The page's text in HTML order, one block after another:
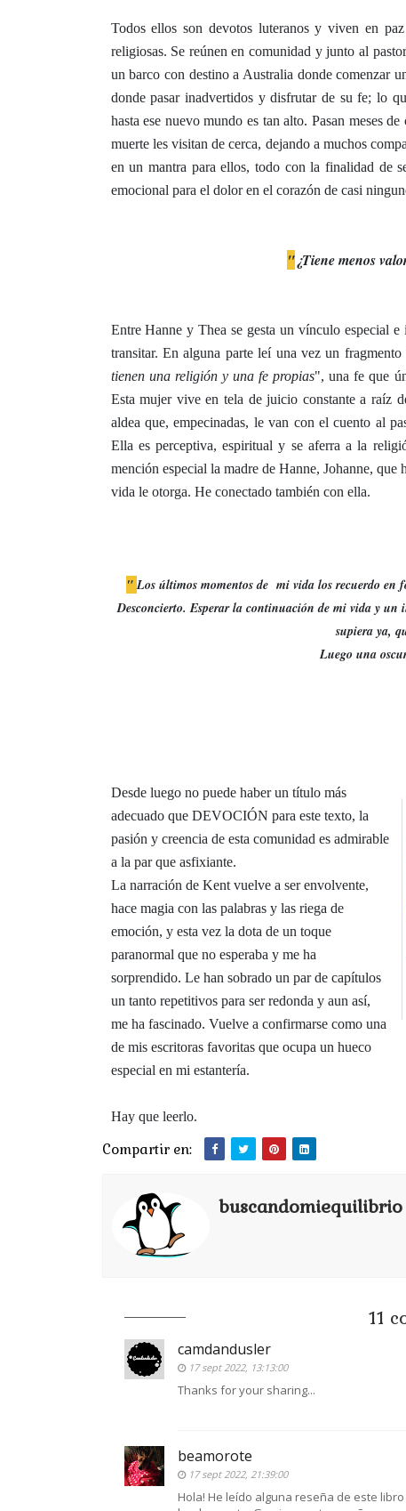
Todos ellos son devotos luteranos y viven en
religiosas. Se reúnen en comunidad y junto al
un barco con destino a Australia donde comenzar
donde pasar inadvertidos y disfrutar de su fe; lo
hasta ese nuevo mundo es tan alto. Pasan meses
muerte les visitan de cerca, dejando a muchos
en un mantra para ellos, todo con la finalidad de
emocional para el dolor en el corazón de casi
"¿Tiene menos
Entre Hanne y Thea se gesta un vínculo especial
transitar. En alguna parte leí una vez un
tienen una religión y una fe propias", una fe que
Esta mujer vive en tela de juicio constantea raíz
aldea que, empecinadas, le van con el cuento al
Ella es perceptiva, espiritual y se aferra a la
mención especial la madre de Hanne, Johanne, que
vida le otorga. He conectado también con ella.
"Los últimos momentos de mi vida los recuerdo en
Desconcierto. Esperar la continuación de mi vida y un
supiera ya,
Luego una
Desde luego no puede haber un título más
adecuado que DEVOCIÓN para este texto, la
pasión y creencia de esta comunidad es admirable
a la par que asfixiante.
La narración de Kent vuelve a ser envolvente,
hace magia con las palabras y las riega de
emoción, y esta vez la dota de un toque
paranormal que no esperaba y me ha
sorprendido. Le han sobrado un par de capítulos
un tanto repetitivos para ser redonda y aun así,
me ha fascinado. Vuelve a confirmarse como una
de mis escritoras favoritas que ocupa un hueco
especial en mi estantería.
Hay que leerlo.
Compartir en:
buscandomiequilibrio
11
camdandusler
17 sept 2022, 13:13:00
Thanks for your sharing...
beamorote
17 sept 2022, 21:39:00
Hola! He leído alguna reseña de este